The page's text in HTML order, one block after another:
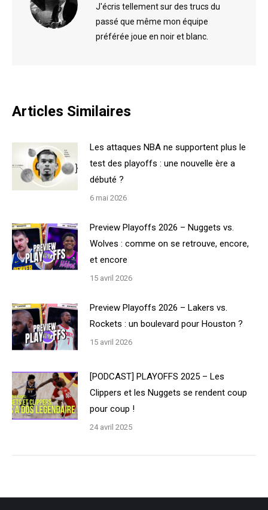
J'écris tellement sur des trucs du
passé que même mon équipe
préférée joue en noir et blanc.
Articles Similaires
Les attaques NBA ne supportent plus le
test des playoffs : une nouvelle ère a
débuté ?
6 mai 2026
Preview Playoffs 2026 – Nuggets vs.
Wolves : comme on se retrouve, encore,
et encore
15 avril 2026
Preview Playoffs 2026 – Lakers vs.
Rockets : un boulevard pour Houston ?
15 avril 2026
[PODCAST] PLAYOFFS 2025 – Les
Clippers et les Nuggets se rendent coup
pour coup !
24 avril 2025